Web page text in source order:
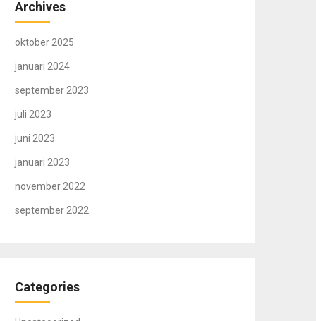
Archives
oktober 2025
januari 2024
september 2023
juli 2023
juni 2023
januari 2023
november 2022
september 2022
Categories